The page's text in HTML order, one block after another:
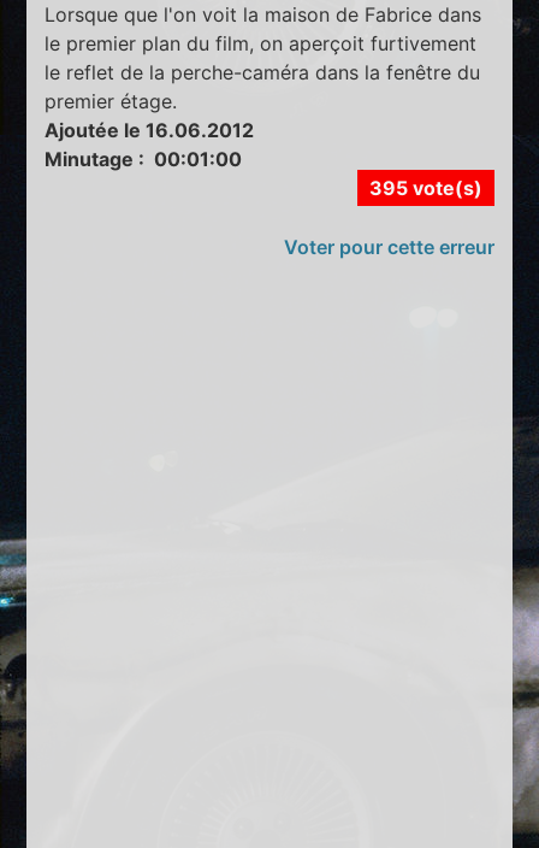
Lorsque que l'on voit la maison de Fabrice dans
le premier plan du film, on aperçoit furtivement
le reflet de la perche-caméra dans la fenêtre du
premier étage.
Ajoutée le 16.06.2012
Minutage : 00:01:00
395 vote(s)
Voter pour cette erreur